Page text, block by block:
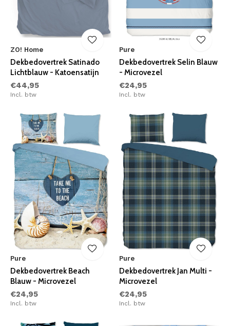
ZO! Home
Dekbedovertrek Satinado
Lichtblauw - Katoensatijn
€44,95
Incl. btw
Pure
Dekbedovertrek Selin Blauw
- Microvezel
€24,95
Incl. btw
Pure
Dekbedovertrek Beach
Blauw - Microvezel
€24,95
Incl. btw
Pure
Dekbedovertrek Jan Multi -
Microvezel
€24,95
Incl. btw